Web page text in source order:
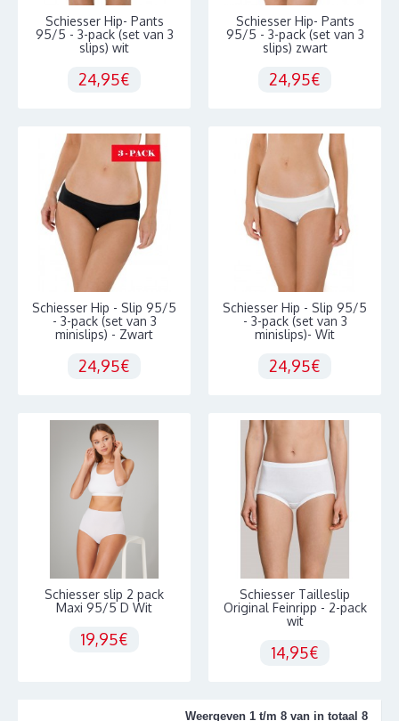
Schiesser Hip- Pants
95/5 - 3-pack (set van 3
slips) wit
24,95€
Schiesser Hip- Pants
95/5 - 3-pack (set van 3
slips) zwart
24,95€
Schiesser Hip - Slip 95/5
- 3-pack (set van 3
minislips) - Zwart
24,95€
Schiesser Hip - Slip 95/5
- 3-pack (set van 3
minislips)- Wit
24,95€
Schiesser slip 2 pack
Maxi 95/5 D Wit
19,95€
Schiesser Tailleslip
Original Feinripp - 2-pack
wit
14,95€
Weergeven 1 t/m 8 van in totaal 8